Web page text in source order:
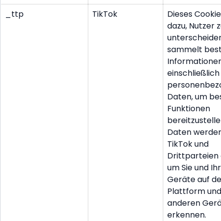
_ttp
TikTok
Dieses
dazu, Nutzer
sammelt
einschließlich
Daten, um
Funktionen
Daten
TikTok und
Drittparteien
um Sie und
Geräte auf
Plattform und
anderen
erkennen.